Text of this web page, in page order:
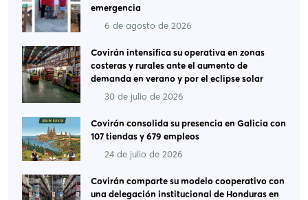
emergencia
6 de agosto de 2026
Covirán intensifica su operativa en zonas
costeras y rurales ante el aumento de
demanda en verano y por el eclipse solar
30 de julio de 2026
Covirán consolida su presencia en Galicia con
107 tiendas y 679 empleos
24 de julio de 2026
Covirán comparte su modelo cooperativo con
una delegación institucional de Honduras en